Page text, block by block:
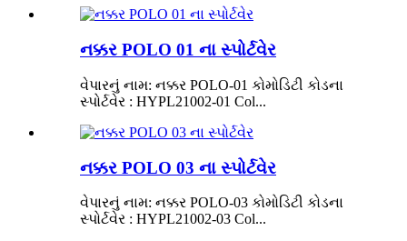
નક્કર POLO 01 ના સ્પોર્ટવેર
વેપારનું નામ: નક્કર POLO-01 કોમોડિટી કોડના
સ્પોર્ટવેર : HYPL21002-01 Col...
નક્કર POLO 03 ના સ્પોર્ટવેર
વેપારનું નામ: નક્કર POLO-03 કોમોડિટી કોડના
સ્પોર્ટવેર : HYPL21002-03 Col...